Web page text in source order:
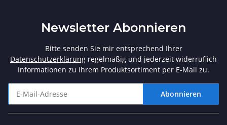
Newsletter Abonnieren
Bitte senden Sie mir entsprechend Ihrer
Datenschutzerklärung regelmäßig und jederzeit widerruflich
Informationen zu Ihrem Produktsortiment per E-Mail zu.
Abonnieren